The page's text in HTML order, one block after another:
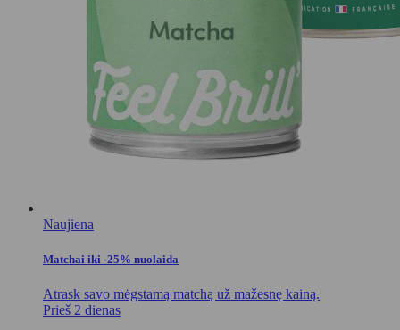
Naujiena
Matchai iki -25% nuolaida
Atrask savo mėgstamą matchą už mažesnę kainą.
Prieš 2 dienas